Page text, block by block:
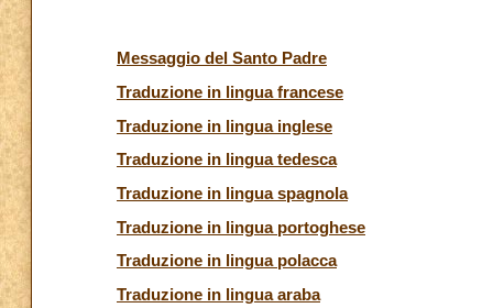
Messaggio del Santo Padre
Traduzione in lingua francese
Traduzione in lingua inglese
Traduzione in lingua tedesca
Traduzione in lingua spagnola
Traduzione in lingua portoghese
Traduzione in lingua polacca
Traduzione in lingua araba